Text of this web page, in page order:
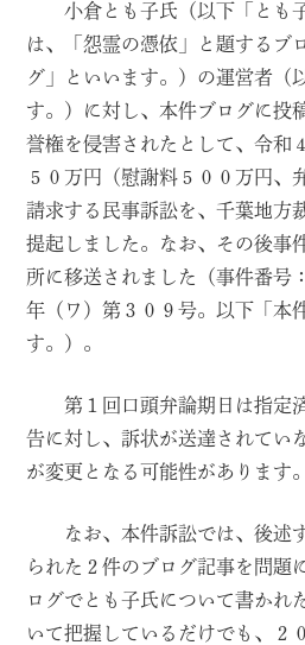
小倉とも子氏（以下「とも子
は、「怨霊の憑依」と題するブ
グ」といいます。）の運営者（
す。）に対し、本件ブログに投
誉権を侵害されたとして、令和
５０万円（慰謝料５００万円、
請求する民事訴訟を、千葉地方
提起しました。なお、その後事
所に移送されました（事件番号
年（ワ）第３０９号。以下「本
す。）。
第１回口頭弁論期日は指定
告に対し、訴状が送達されてい
が変更となる可能性があります。
なお、本件訴訟では、後述
られた２件のブログ記事を問題
ログでとも子氏について書かれ
いて把握しているだけでも、２